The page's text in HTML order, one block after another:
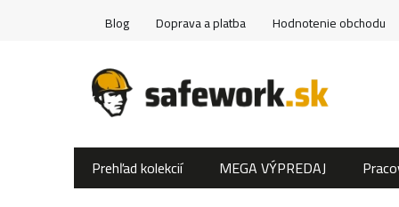
Blog Doprava a platba Hodnotenie obchodu
Prehľad kolekcií MEGA VÝPREDAJ